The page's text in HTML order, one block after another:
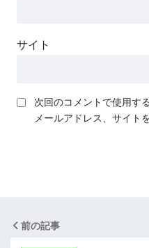
サイト
次回のコメントで使用す
メールアドレス、サイト
前の記事